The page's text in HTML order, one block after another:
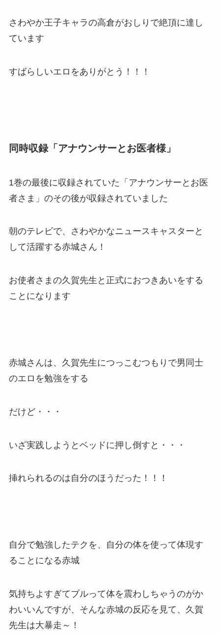
さわやか王子キャラの高倉がおしりで絶頂に達し
ています
すばらしいエロをありがとう！！！
同時収録「アナウンサーとお医者様」
1巻の最後に収録されていた「アナウンサーとお医
者さま」のその後が収録されていました
朝のテレビで、さわやかなニュースキャスターと
して活躍する赤城さん！
お使者さまの久賀先生と正式におつきあいをする
ことになります
赤城さんは、久賀先生につっこむつもりで男同士
のエロを勉強をする
だけど・・・
いざ実践しようとベッドに押し倒すと・・・
挿れられるのは自分のほうだった！！！
自分で勉強したテクを、自分の体を使って体現す
ることになる赤城
気持ちよすぎてブルって体を震わしちゃうのがか
わいいんですが、そんな赤城の反応を見て、久賀
先生は大暴走～！